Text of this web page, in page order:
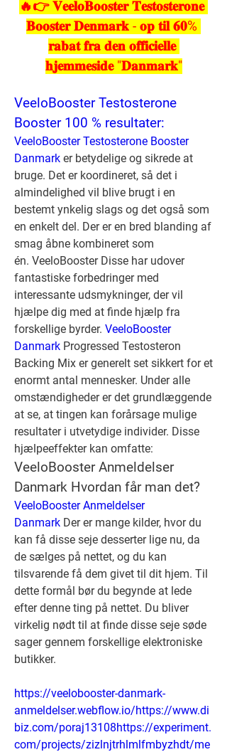
🔥👉 𝐕𝐞𝐞𝐥𝐨𝐁𝐨𝐨𝐬𝐭𝐞𝐫 𝐓𝐞𝐬𝐭𝐨𝐬𝐭𝐞𝐫𝐨𝐧𝐞
𝐁𝐨𝐨𝐬𝐭𝐞𝐫 𝐃𝐞𝐧𝐦𝐚𝐫𝐤 - 𝐨𝐩 𝐭𝐢𝐥 𝟔𝟎%
𝐫𝐚𝐛𝐚𝐭 𝐟𝐫𝐚 𝐝𝐞𝐧 𝐨𝐟𝐟𝐢𝐜𝐢𝐞𝐥𝐥𝐞
𝐡𝐣𝐞𝐦𝐦𝐞𝐬𝐢𝐝𝐞 "𝐃𝐚𝐧𝐦𝐚𝐫𝐤"
VeeloBooster Testosterone
Booster 100 % resultater:
VeeloBooster Testosterone Booster
Danmark er betydelige og sikrede at
bruge. Det er koordineret, så det i
almindelighed vil blive brugt i en
bestemt ynkelig slags og det også som
en enkelt del. Der er en bred blanding af
smag åbne kombineret som
én. VeeloBooster Disse har udover
fantastiske forbedringer med
interessante udsmykninger, der vil
hjælpe dig med at finde hjælp fra
forskellige byrder. VeeloBooster
Danmark Progressed Testosteron
Backing Mix er generelt set sikkert for et
enormt antal mennesker. Under alle
omstændigheder er det grundlæggende
at se, at tingen kan forårsage mulige
resultater i utvetydige individer. Disse
hjælpeeffekter kan omfatte:
VeeloBooster Anmeldelser
Danmark Hvordan får man det?
VeeloBooster Anmeldelser
Danmark Der er mange kilder, hvor du
kan få disse seje desserter lige nu, da
de sælges på nettet, og du kan
tilsvarende få dem givet til dit hjem. Til
dette formål bør du begynde at lede
efter denne ting på nettet. Du bliver
virkelig nødt til at finde disse seje søde
sager gennem forskellige elektroniske
butikker.
https://veelobooster-danmark-
anmeldelser.webflow.io/https://www.di
biz.com/poraj13108https://experiment.
com/projects/zizlnjtrhlmlfmbyzhdt/me